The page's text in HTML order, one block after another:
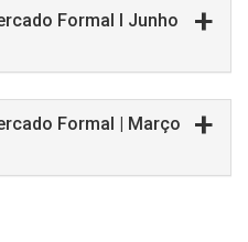
Formal I Junho
Formal | Março